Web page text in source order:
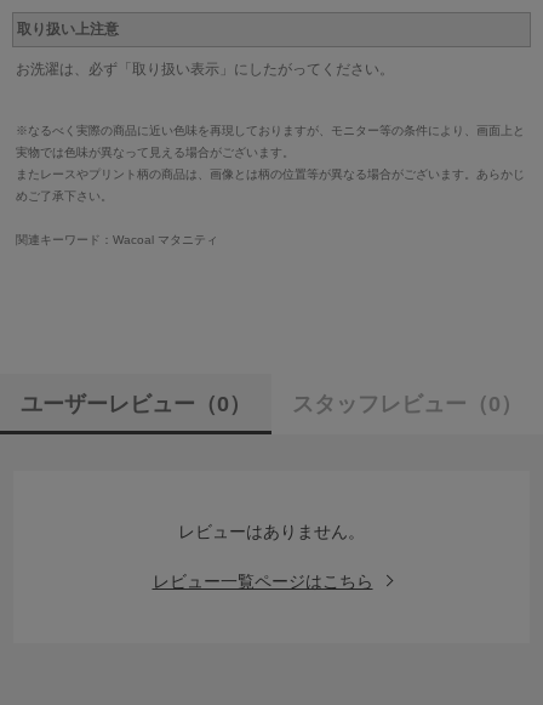
取り扱い上注意
お洗濯は、必ず「取り扱い表示」にしたがってください。
※なるべく実際の商品に近い色味を再現しておりますが、モニター等の条件により、画面上と
実物では色味が異なって見える場合がございます。
またレースやプリント柄の商品は、画像とは柄の位置等が異なる場合がございます。あらかじ
めご了承下さい。
関連キーワード：Wacoal マタニティ
ユーザーレビュー （0） スタッフレビュー （0）
レビューはありません。
レビュー一覧ページはこちら